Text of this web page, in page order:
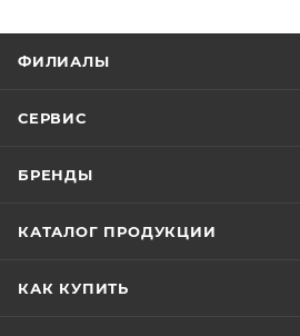
ФИЛИАЛЫ
СЕРВИС
БРЕНДЫ
КАТАЛОГ ПРОДУКЦИИ
КАК КУПИТЬ